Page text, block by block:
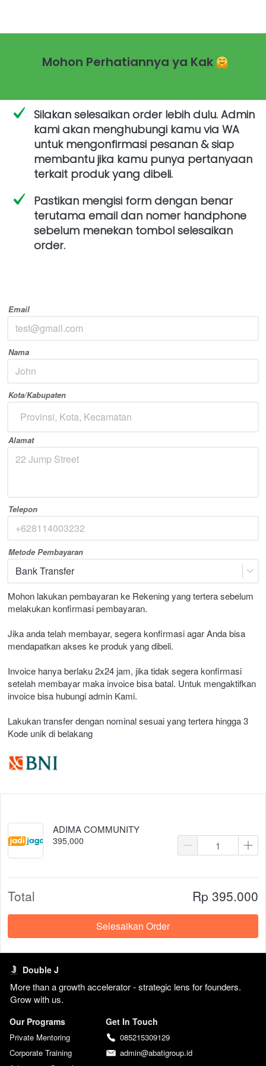
Mohon Perhatiannya ya Kak
Silakan selesaikan order lebih dulu. Admin
kami akan menghubungi kamu via WA
untuk mengonfirmasi pesanan & siap
membantu jika kamu punya pertanyaan
terkait produk yang dibeli.
Pastikan mengisi form dengan benar
terutama email dan nomer handphone
sebelum menekan tombol selesaikan
order.
Email
Nama
Kota/Kabupaten
Provinsi, Kota, Kecamatan
Alamat
Telepon
Metode Pembayaran
Bank Transfer
Mohon lakukan pembayaran ke Rekening yang tertera sebelum
melakukan konfirmasi pembayaran.
Jika anda telah membayar, segera konfirmasi agar Anda bisa
mendapatkan akses ke produk yang dibeli.
Invoice hanya berlaku 2x24 jam, jika tidak segera konfirmasi
setelah membayar maka invoice bisa batal. Untuk mengaktifkan
invoice bisa hubungi admin Kami.
Lakukan transfer dengan nominal sesuai yang tertera hingga 3
Kode unik di belakang
ADIMA COMMUNITY
395,000
Total Rp 395.000
`
Selesaikan Order
Double J
More than a growth accelerator - strategic lens for founders.
Grow with us.
Our Programs
Private Mentoring
Corporate Training
Get In Touch
085215309129
admin@abatigroup.id